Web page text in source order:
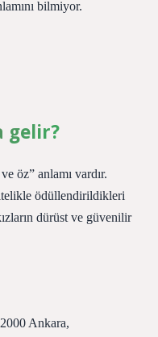
bilmiyor.
gelir?
öz” anlamı vardır.
ödüllendirildikleri
dürüst ve güvenilir
Ankara,